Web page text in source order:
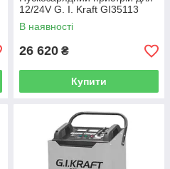
12/24V G. I. Kraft GI35113
В наявності
26 620 ₴
Купити